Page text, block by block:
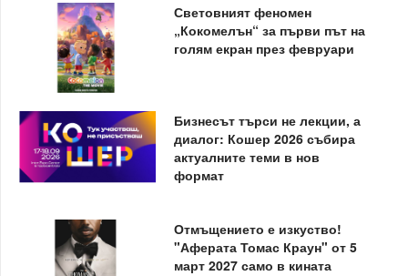
Световният феномен
„Кокомелън“ за първи път на
голям екран през февруари
Бизнесът търси не лекции, а
диалог: Кошер 2026 събира
актуалните теми в нов
формат
Отмъщението е изкуство!
"Аферата Томас Краун" от 5
март 2027 само в кината